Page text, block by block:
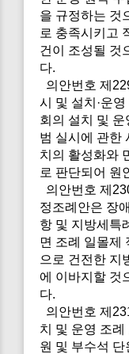
을 규정하는 것
로 충족시키고
건이 조성될 것
다.
의안번호 제
시 및 설치·운
회의 설치 및 운
범 실시에 관한
치의 활성화와
로 판단되어 원
의안번호 제
정조례안은 장
항 및 지방세특
면 조례 일몰제
으로 건전한 지
에 이바지할 것
다.
의안번호 제
치 및 운영 조
원 및 부수석